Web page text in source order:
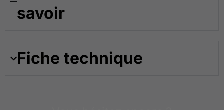
savoir
Fiche technique